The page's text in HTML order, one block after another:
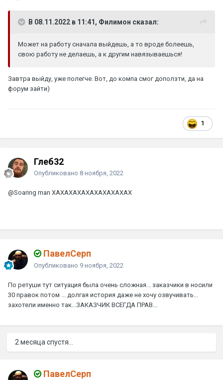
В 08.11.2022 в 11:41, Филимон сказал:
Может на работу сначала выйдешь, а то вроде болеешь,
свою работу не делаешь, а к другим навязываешься!
Завтра выйду, уже полегче. Вот, до компа смог доползти, да на
форум зайти)
1
Глеб32
Опубликовано 8 ноября, 2022
@Soaring man ХАХАХАХАХАХАХАХАХАХ
ПавелСерп
Опубликовано 9 ноября, 2022
По ретуши тут ситуация была очень сложная... заказчики в носили
30 правок потом ... долгая история даже не хочу озвучивать...
захотели именно так...ЗАКАЗЧИК ВСЕГДА ПРАВ...
2 месяца спустя...
ПавелСерп